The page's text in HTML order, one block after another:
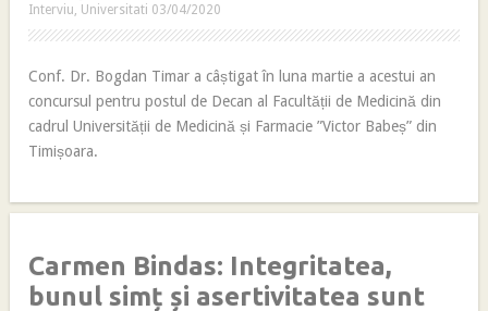
Interviu, Universitati 03/04/2020
Conf. Dr. Bogdan Timar a câștigat în luna martie a acestui an
concursul pentru postul de Decan al Facultății de Medicină din
cadrul Universității de Medicină și Farmacie ”Victor Babeș” din
Timișoara.
Carmen Bindas: Integritatea,
bunul simț și asertivitatea sunt